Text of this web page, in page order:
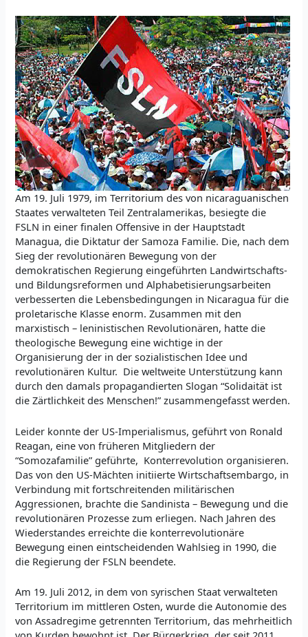
Am 19. Juli 1979, im Territorium des von nicaraguanischen
Staates verwalteten Teil Zentralamerikas, besiegte die
FSLN in einer finalen Offensive in der Hauptstadt
Managua, die Diktatur der Samoza Familie. Die, nach dem
Sieg der revolutionären Bewegung von der
demokratischen Regierung eingeführten Landwirtschafts-
und Bildungsreformen und Alphabetisierungsarbeiten
verbesserten die Lebensbedingungen in Nicaragua für die
proletarische Klasse enorm. Zusammen mit den
marxistisch – leninistischen Revolutionären, hatte die
theologische Bewegung eine wichtige in der
Organisierung der in der sozialistischen Idee und
revolutionären Kultur. Die weltweite Unterstützung kann
durch den damals propagandierten Slogan “Solidaität ist
die Zärtlichkeit des Menschen!” zusammengefasst werden.
Leider konnte der US-Imperialismus, geführt von Ronald
Reagan, eine von früheren Mitgliedern der
“Somozafamilie” geführte, Konterrevolution organisieren.
Das von den US-Mächten initiierte Wirtschaftsembargo, in
Verbindung mit fortschreitenden militärischen
Aggressionen, brachte die Sandinista – Bewegung und die
revolutionären Prozesse zum erliegen. Nach Jahren des
Wiederstandes erreichte die konterrevolutionäre
Bewegung einen eintscheidenden Wahlsieg in 1990, die
die Regierung der FSLN beendete.
Am 19. Juli 2012, in dem von syrischen Staat verwalteten
Territorium im mittleren Osten, wurde die Autonomie des
von Assadregime getrennten Territorium, das mehrheitlich